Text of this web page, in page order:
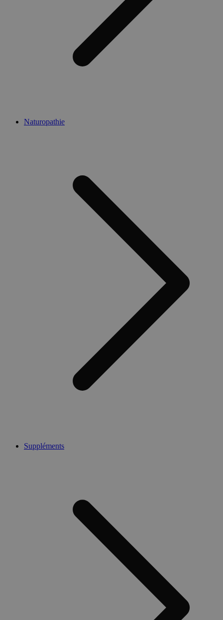
Naturopathie
Suppléments